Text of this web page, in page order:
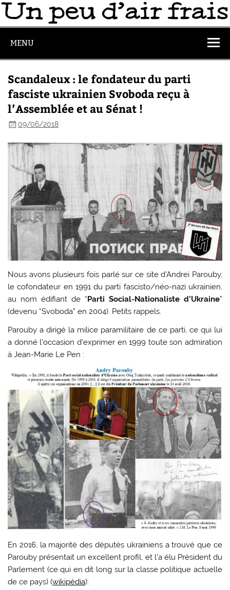
MENU
Scandaleux : le fondateur du parti
fasciste ukrainien Svoboda reçu à
l’Assemblée et au Sénat !
09/06/2018
Nous avons plusieurs fois parlé sur ce site d’Andrei Parouby,
le cofondateur en 1991 du parti fascisto/néo-nazi ukrainien,
au nom édifiant de “ Parti Social-Nationaliste d’Ukraine”
(devenu “Svoboda” en 2004). Petits rappels.
Parouby a dirigé la milice paramilitaire de ce parti, ce qui lui
a donné l’occasion d’exprimer en 1999 toute son admiration
à Jean-Marie Le Pen :
En 2016, la majorité des députés ukrainiens a trouvé que ce
Parouby présentait un excellent profil, et l’a élu Président du
Parlement (ce qui en dit long sur la classe politique actuelle
de ce pays) (wikipédia):